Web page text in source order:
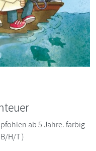
ab 5 Jahre. farbig
H/T )